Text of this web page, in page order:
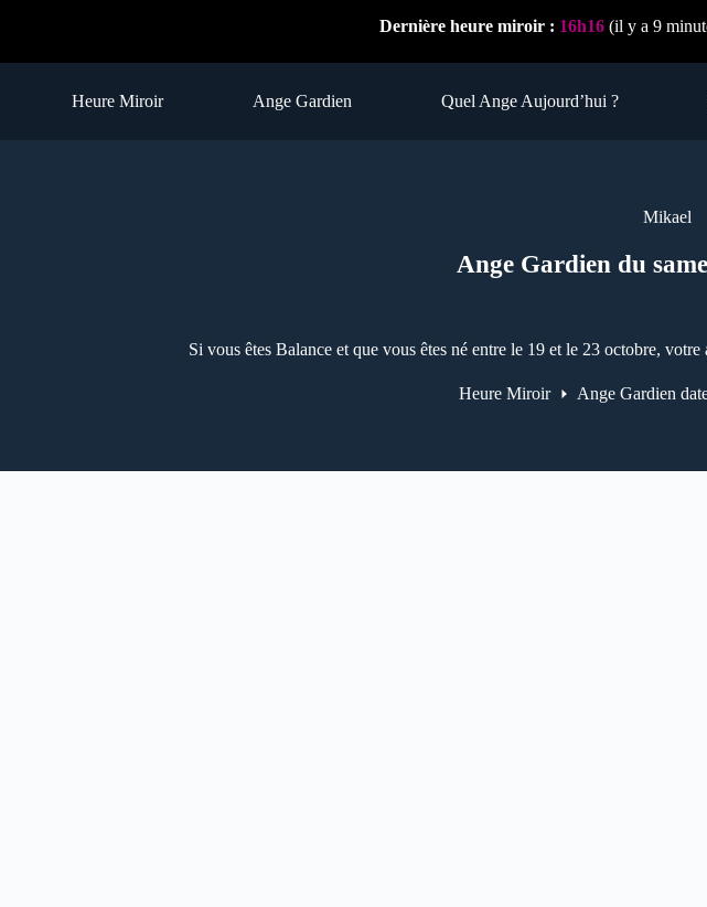
Dernière heure miroir : 16h16 (il y a 9
Heure Miroir Ange Gardien Quel Ange Aujourd’hui ?
Mikael
Ange Gardien du
Si vous êtes Balance et que vous êtes né entre le 19 et le 23 octobre,
Heure Miroir Ange Gardien